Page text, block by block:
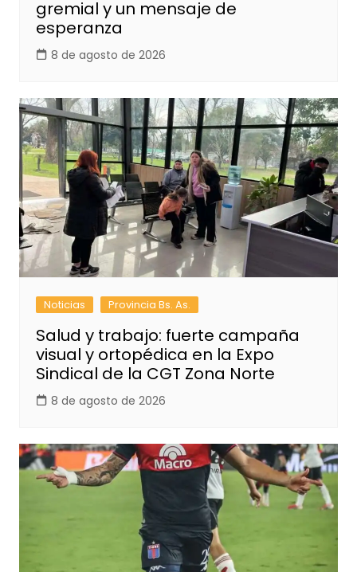
gremial y un mensaje de
esperanza
8 de agosto de 2026
Noticias Provincia Bs. As.
Salud y trabajo: fuerte campaña
visual y ortopédica en la Expo
Sindical de la CGT Zona Norte
8 de agosto de 2026